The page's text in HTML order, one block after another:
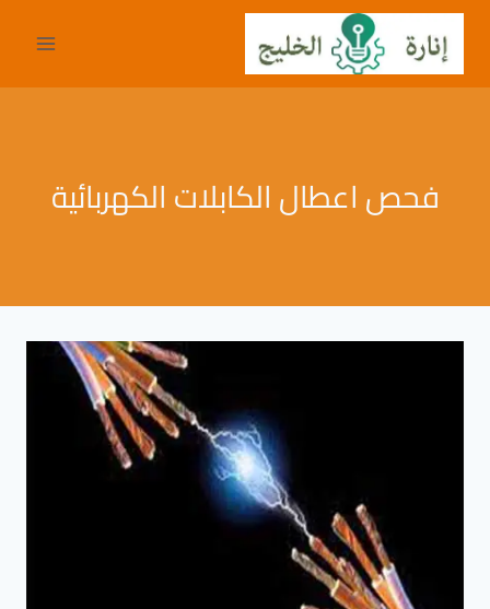
التجاوز
المحتوى
فحص اعطال الكابلات الكهربائية